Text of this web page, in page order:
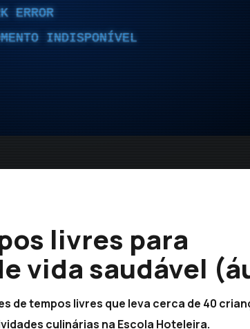
ERROR
INDISPONÍVEL
livres para
vida saudável
de tempos livres que leva cerca de 40
culinárias na Escola Hoteleira.